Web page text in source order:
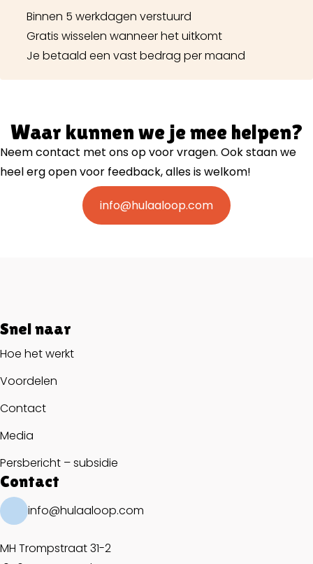
Binnen 5 werkdagen verstuurd
Gratis wisselen wanneer het uitkomt
Je betaald een vast bedrag per maand
Waar kunnen we je mee helpen?
Neem contact met ons op voor vragen. Ook staan we
heel erg open voor feedback, alles is welkom!
info@hulaaloop.com
Snel naar
Hoe het werkt
Voordelen
Contact
Media
Persbericht – subsidie
Contact
info@hulaaloop.com
MH Trompstraat 31-2